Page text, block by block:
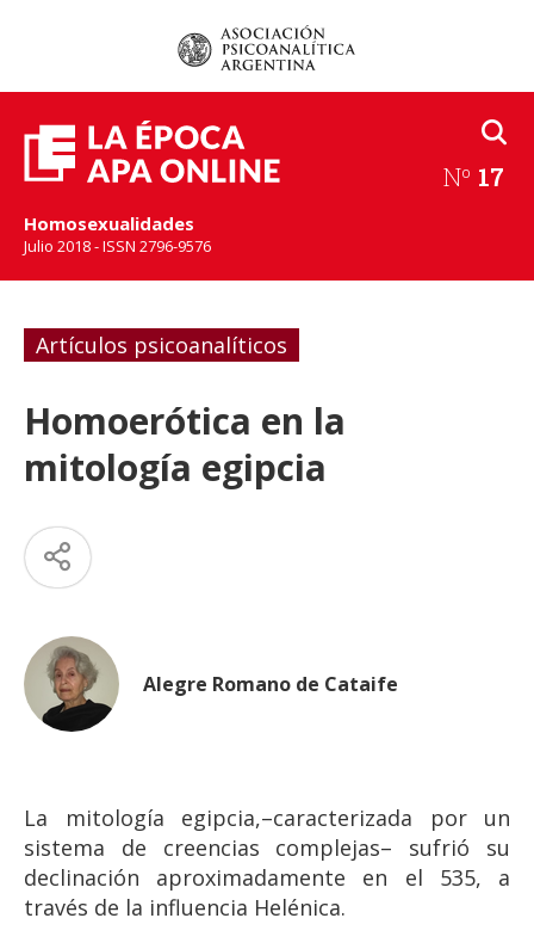
Nº 17
Homosexualidades
Julio 2018 - ISSN 2796-9576
Artículos psicoanalíticos
Homoerótica en la
mitología egipcia
Alegre Romano de Cataife
La mitología egipcia,–caracterizada por un
sistema de creencias complejas– sufrió su
declinación aproximadamente en el 535, a
través de la influencia Helénica.